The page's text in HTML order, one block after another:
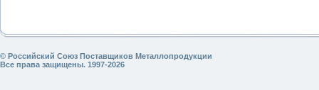
© Российский Союз Поставщиков Металлопродукции
Все права защищены. 1997-2026